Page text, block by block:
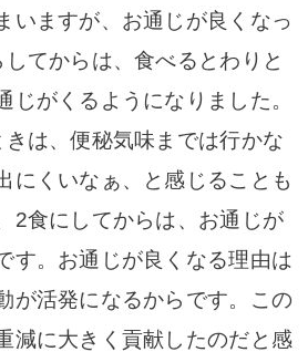
いますが、お通じが良くなっ
てからは、食べるとわりと
じがくるようになりました。
は、便秘気味までは行かな
にくいなぁ、と感じることも
2食にしてからは、お通じが
す。お通じが良くなる理由は
が活発になるからです。この
減に大きく貢献したのだと感